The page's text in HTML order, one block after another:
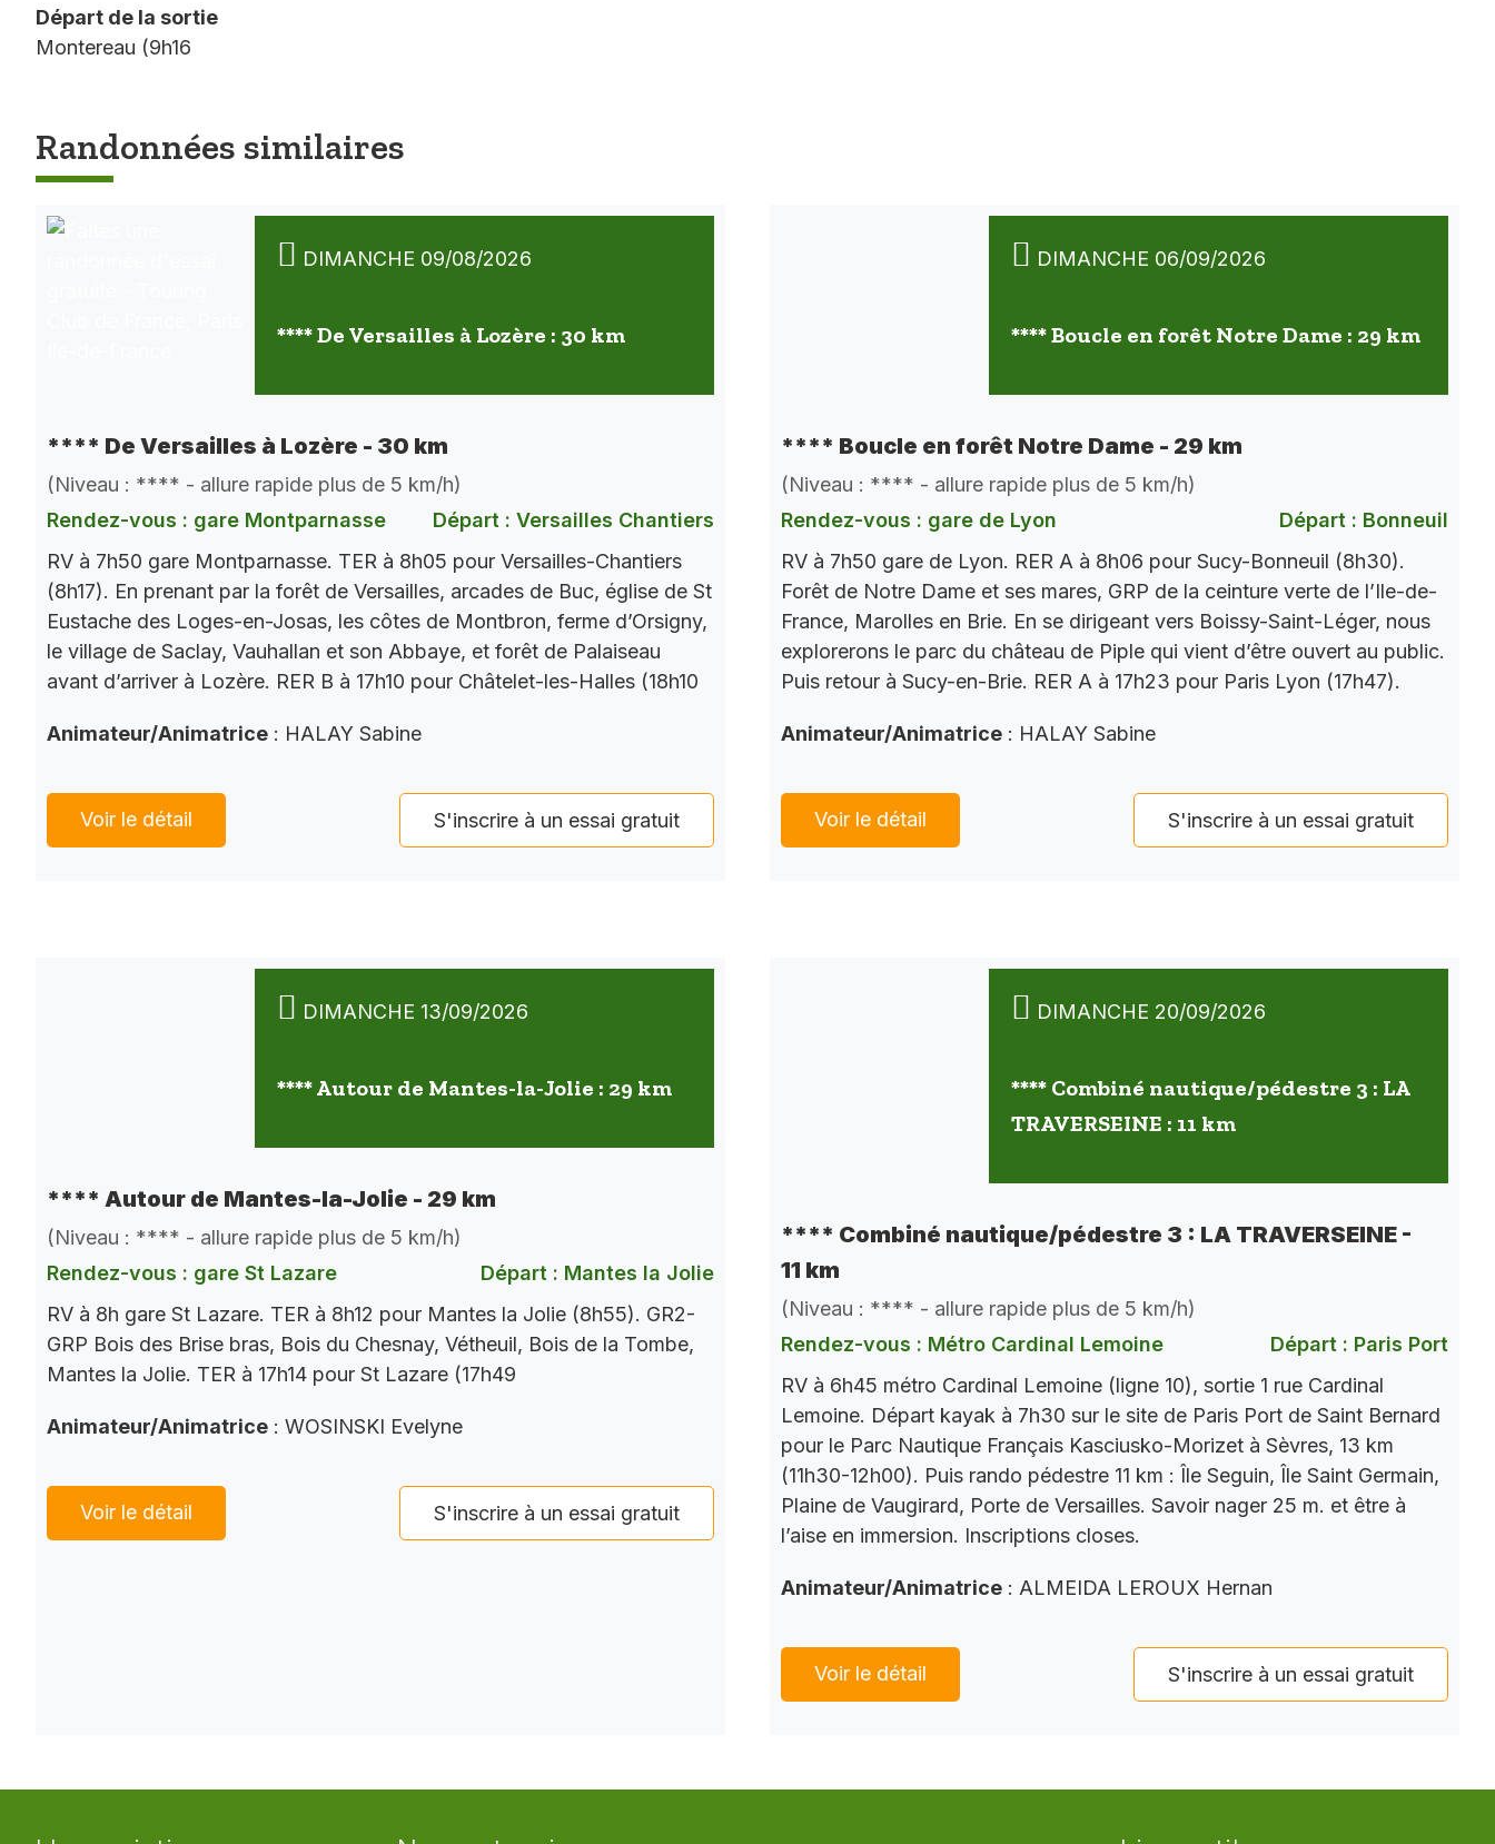
Départ de la sortie
Montereau (9h16
Randonnées similaires
DIMANCHE 09/08/2026
**** De Versailles à Lozère : 30 km
**** De Versailles à Lozère - 30 km
(Niveau : **** - allure rapide plus de 5 km/h)
Rendez-vous : gare Montparnasse
Départ : Versailles Chantiers
RV à 7h50 gare Montparnasse. TER à 8h05 pour Versailles-Chantiers
(8h17). En prenant par la forêt de Versailles, arcades de Buc, église de St
Eustache des Loges-en-Josas, les côtes de Montbron, ferme d’Orsigny,
le village de Saclay, Vauhallan et son Abbaye, et forêt de Palaiseau
avant d’arriver à Lozère. RER B à 17h10 pour Châtelet-les-Halles (18h10
Animateur/Animatrice : HALAY Sabine
Voir le détail S'inscrire à un essai gratuit
DIMANCHE 06/09/2026
**** Boucle en forêt Notre Dame : 29 km
**** Boucle en forêt Notre Dame - 29 km
(Niveau : **** - allure rapide plus de 5 km/h)
Rendez-vous : gare de Lyon
Départ : Bonneuil
RV à 7h50 gare de Lyon. RER A à 8h06 pour Sucy-Bonneuil (8h30).
Forêt de Notre Dame et ses mares, GRP de la ceinture verte de l’Ile-de-
France, Marolles en Brie. En se dirigeant vers Boissy-Saint-Léger, nous
explorerons le parc du château de Piple qui vient d’être ouvert au public.
Puis retour à Sucy-en-Brie. RER A à 17h23 pour Paris Lyon (17h47).
Animateur/Animatrice : HALAY Sabine
Voir le détail S'inscrire à un essai gratuit
DIMANCHE 13/09/2026
**** Autour de Mantes-la-Jolie : 29 km
**** Autour de Mantes-la-Jolie - 29 km
(Niveau : **** - allure rapide plus de 5 km/h)
Rendez-vous : gare St Lazare
Départ : Mantes la Jolie
RV à 8h gare St Lazare. TER à 8h12 pour Mantes la Jolie (8h55). GR2-
GRP Bois des Brise bras, Bois du Chesnay, Vétheuil, Bois de la Tombe,
Mantes la Jolie. TER à 17h14 pour St Lazare (17h49
Animateur/Animatrice : WOSINSKI Evelyne
Voir le détail S'inscrire à un essai gratuit
DIMANCHE 20/09/2026
**** Combiné nautique/pédestre 3 : LA
TRAVERSEINE : 11 km
**** Combiné nautique/pédestre 3 : LA TRAVERSEINE -
11 km
(Niveau : **** - allure rapide plus de 5 km/h)
Rendez-vous : Métro Cardinal Lemoine
Départ : Paris Port
RV à 6h45 métro Cardinal Lemoine (ligne 10), sortie 1 rue Cardinal
Lemoine. Départ kayak à 7h30 sur le site de Paris Port de Saint Bernard
pour le Parc Nautique Français Kasciusko-Morizet à Sèvres, 13 km
(11h30-12h00). Puis rando pédestre 11 km : Île Seguin, Île Saint Germain,
Plaine de Vaugirard, Porte de Versailles. Savoir nager 25 m. et être à
l’aise en immersion. Inscriptions closes.
Animateur/Animatrice : ALMEIDA LEROUX Hernan
Voir le détail S'inscrire à un essai gratuit